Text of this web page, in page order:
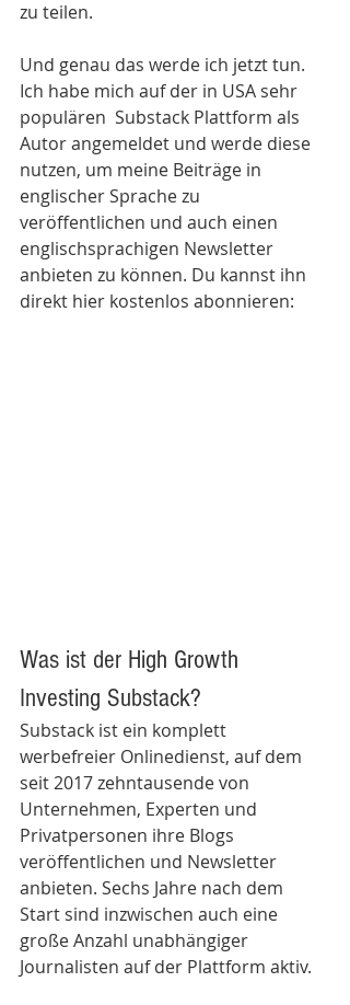
zu teilen.
Und genau das werde ich jetzt tun.
Ich habe mich auf der in USA sehr
populären  Substack Plattform als
Autor angemeldet und werde diese
nutzen, um meine Beiträge in
englischer Sprache zu
veröffentlichen und auch einen
englischsprachigen Newsletter
anbieten zu können. Du kannst ihn
direkt hier kostenlos abonnieren:
Was ist der High Growth
Investing Substack?
Substack ist ein komplett
werbefreier Onlinedienst, auf dem
seit 2017 zehntausende von
Unternehmen, Experten und
Privatpersonen ihre Blogs
veröffentlichen und Newsletter
anbieten. Sechs Jahre nach dem
Start sind inzwischen auch eine
große Anzahl unabhängiger
Journalisten auf der Plattform aktiv.